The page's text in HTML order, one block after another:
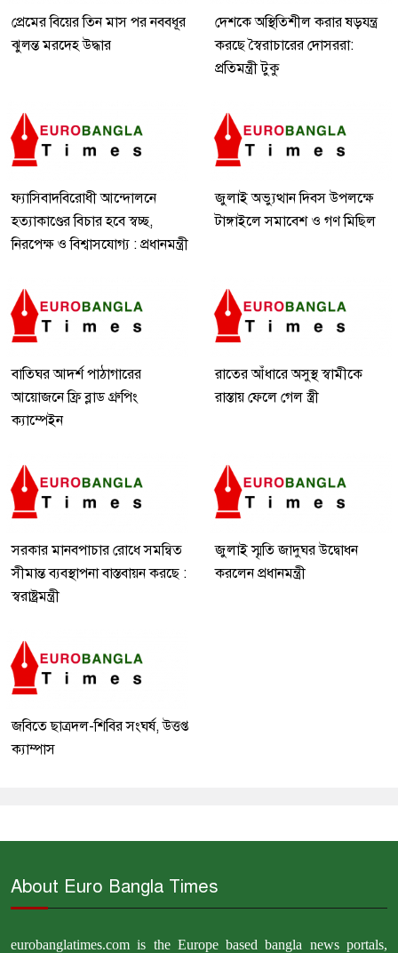
প্রেমের বিয়ের তিন মাস পর নববধূর
ঝুলন্ত মরদেহ উদ্ধার
দেশকে অস্থিতিশীল করার ষড়যন্ত্র
করছে স্বৈরাচারের দোসররা:
প্রতিমন্ত্রী টুকু
ফ্যাসিবাদবিরোধী আন্দোলনে
হত্যাকাণ্ডের বিচার হবে স্বচ্ছ,
নিরপেক্ষ ও বিশ্বাসযোগ্য : প্রধানমন্ত্রী
জুলাই অভ্যুত্থান দিবস উপলক্ষে
টাঙ্গাইলে সমাবেশ ও গণ মিছিল
বাতিঘর আদর্শ পাঠাগারের
আয়োজনে ফ্রি ব্লাড গ্রুপিং
ক্যাম্পেইন
রাতের আঁধারে অসুস্থ স্বামীকে
রাস্তায় ফেলে গেল স্ত্রী
সরকার মানবপাচার রোধে সমন্বিত
সীমান্ত ব্যবস্থাপনা বাস্তবায়ন করছে :
স্বরাষ্ট্রমন্ত্রী
জুলাই স্মৃতি জাদুঘর উদ্বোধন
করলেন প্রধানমন্ত্রী
জবিতে ছাত্রদল-শিবির সংঘর্ষ, উত্তপ্ত
ক্যাম্পাস
About Euro Bangla Times
eurobanglatimes.com is the Europe based bangla news portals,